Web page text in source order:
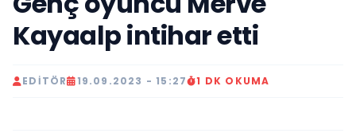
Kayaalp intihar etti
EDITÖR 19.09.2023 - 15:27 1 DK OKUMA